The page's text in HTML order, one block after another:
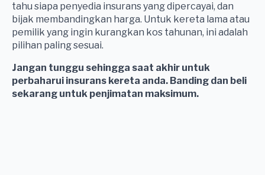
tahu siapa penyedia insurans yang dipercayai, dan
bijak membandingkan harga. Untuk kereta lama atau
pemilik yang ingin kurangkan kos tahunan, ini adalah
pilihan paling sesuai.
Jangan tunggu sehingga saat akhir untuk
perbaharui insurans kereta anda. Banding dan beli
sekarang untuk penjimatan maksimum.